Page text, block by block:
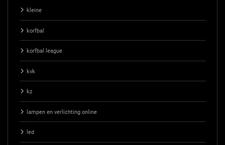
kleine
korfbal
korfbal league
kvk
kz
lampen en verlichting online
led